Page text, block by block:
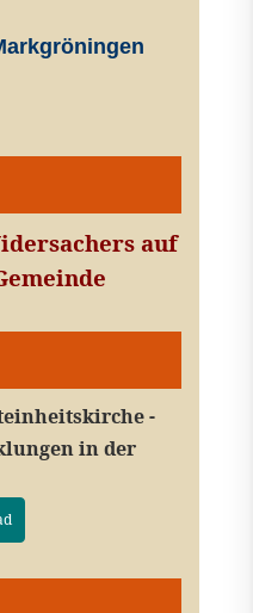
auf
-
in der